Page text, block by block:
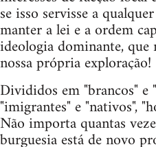
se isso servisse a
manter a lei e a ordem
ideologia dominante, que
nossa própria exploração!
Divididos em "brancos" e
"imigrantes" e "nativos",
Não importa quantas
burguesia está de novo